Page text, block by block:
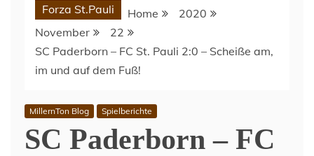
Forza St.Pauli Home
2020
November
22
SC Paderborn – FC St. Pauli 2:0 – Scheiße am,
im und auf dem Fuß!
MillernTon Blog Spielberichte
SC Paderborn – FC